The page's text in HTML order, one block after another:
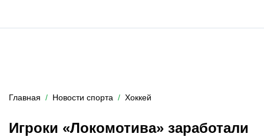
Главная Новости спорта Хоккей
Игроки «Локомотива» заработали